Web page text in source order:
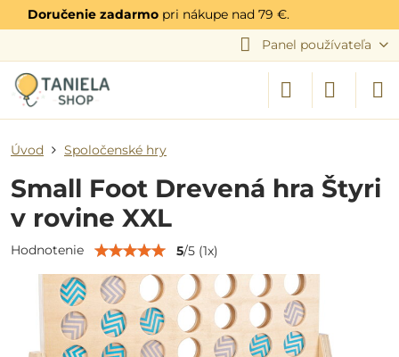
Doručenie zadarmo pri nákupe nad 79 €.
Panel používateľa
Úvod Spoločenské hry
Small Foot Drevená hra Štyri
v rovine XXL
Hodnotenie 5/5 (1x)